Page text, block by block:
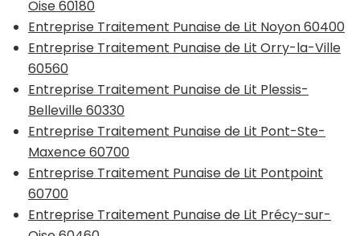
Oise 60180
Entreprise Traitement Punaise de Lit Noyon 60400
Entreprise Traitement Punaise de Lit Orry-la-Ville
60560
Entreprise Traitement Punaise de Lit Plessis-
Belleville 60330
Entreprise Traitement Punaise de Lit Pont-Ste-
Maxence 60700
Entreprise Traitement Punaise de Lit Pontpoint
60700
Entreprise Traitement Punaise de Lit Précy-sur-